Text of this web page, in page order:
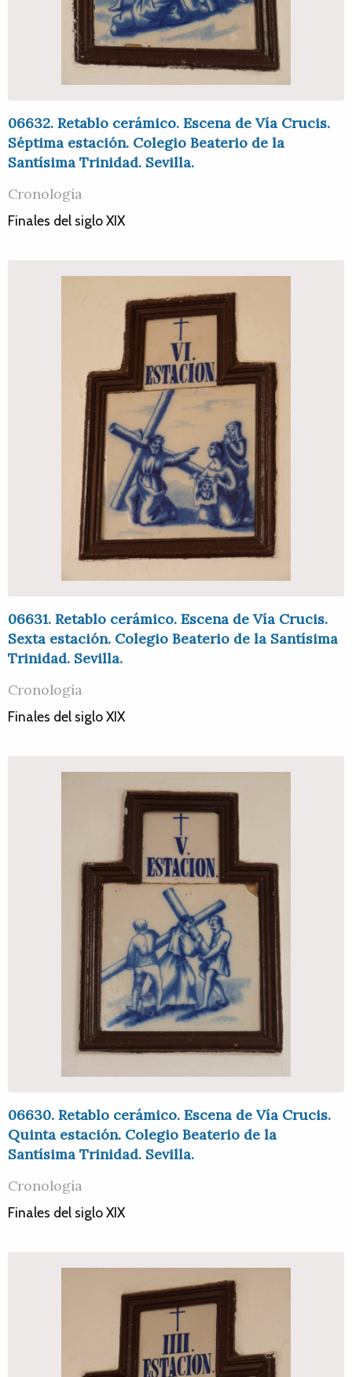
06632. Retablo cerámico. Escena de Vía Crucis.
Séptima estación. Colegio Beaterio de la
Santísima Trinidad. Sevilla.
Cronología
Finales del siglo XIX
06631. Retablo cerámico. Escena de Vía Crucis.
Sexta estación. Colegio Beaterio de la Santísima
Trinidad. Sevilla.
Cronología
Finales del siglo XIX
06630. Retablo cerámico. Escena de Vía Crucis.
Quinta estación. Colegio Beaterio de la
Santísima Trinidad. Sevilla.
Cronología
Finales del siglo XIX